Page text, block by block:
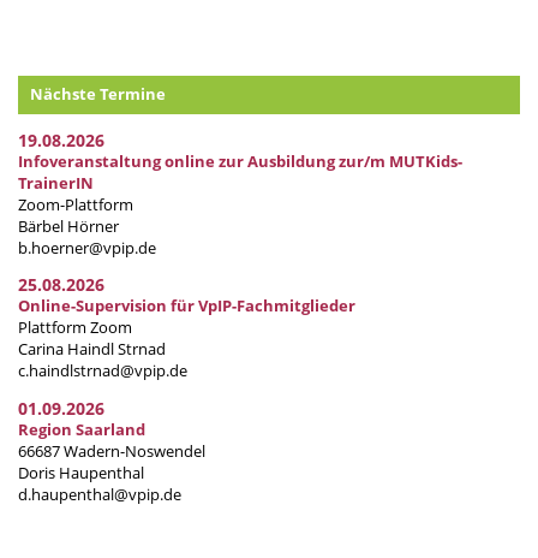
Nächste Termine
19.08.2026
Infoveranstaltung online zur Ausbildung zur/m MUTKids-
TrainerIN
Zoom-Plattform
Bärbel Hörner
b.hoerner@vpip.de
25.08.2026
Online-Supervision für VpIP-Fachmitglieder
Plattform Zoom
Carina Haindl Strnad
c.haindlstrnad@vpip.de
01.09.2026
Region Saarland
66687 Wadern-Noswendel
Doris Haupenthal
d.haupenthal@vpip.de